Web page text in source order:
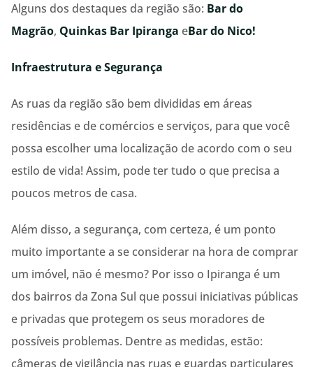
Alguns dos destaques da região são: Bar do
Magrão, Quinkas Bar Ipiranga eBar do Nico!
Infraestrutura e Segurança
As ruas da região são bem divididas em áreas
residências e de comércios e serviços, para que você
possa escolher uma localização de acordo com o seu
estilo de vida! Assim, pode ter tudo o que precisa a
poucos metros de casa.
Além disso, a segurança, com certeza, é um ponto
muito importante a se considerar na hora de comprar
um imóvel, não é mesmo? Por isso o Ipiranga é um
dos bairros da Zona Sul que possui iniciativas públicas
e privadas que protegem os seus moradores de
possíveis problemas. Dentre as medidas, estão:
câmeras de vigilância nas ruas e guardas particulares